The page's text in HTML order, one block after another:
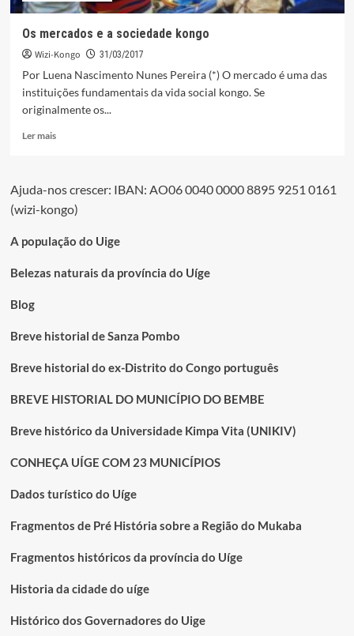
Os mercados e a sociedade kongo
Wizi-Kongo 31/03/2017
Por Luena Nascimento Nunes Pereira (*) O mercado é uma das
instituições fundamentais da vida social kongo. Se
originalmente os...
Ler maisLeia
mercados
e
sociedade
Ajuda-nos crescer: IBAN: AO06 0040 0000 8895 9251 0161
(wizi-kongo)
A população do Uige
Belezas naturais da província do Uíge
Blog
Breve historial de Sanza Pombo
Breve historial do ex-Distrito do Congo português
BREVE HISTORIAL DO MUNICÍPIO DO BEMBE
Breve histórico da Universidade Kimpa Vita (UNIKIV)
CONHEÇA UÍGE COM 23 MUNICÍPIOS
Dados turístico do Uíge
Fragmentos de Pré História sobre a Região do Mukaba
Fragmentos históricos da província do Uíge
Historia da cidade do uíge
Histórico dos Governadores do Uige